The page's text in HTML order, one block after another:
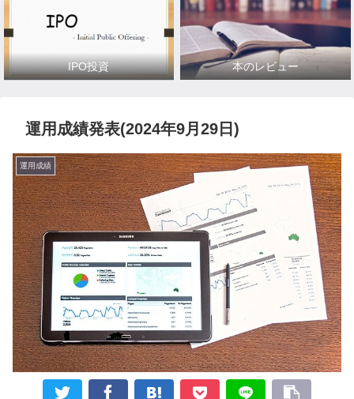
IPO投資 本のレビュー
運用成績発表(2024年9月29日)
運用成績